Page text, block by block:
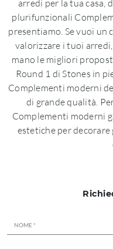
arredi per la tua casa,
plurifunzionali
presentiamo. Se vuoi un
valorizzare i tuoi
mano le migliori
Round 1 di Stones in
Complementi moderni
di grande qualità.
Complementi moderni
estetiche per